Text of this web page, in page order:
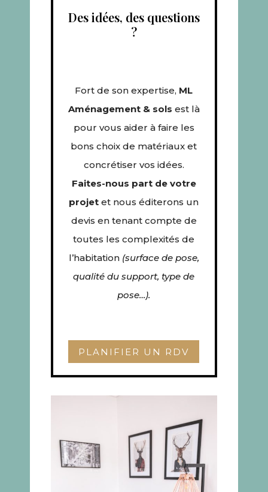
Des idées, des questions
?
Fort de son expertise, ML
Aménagement & sols est là
pour vous aider à faire les
bons choix de matériaux et
concrétiser vos idées.
Faites-nous part de votre
projet et nous éditerons un
devis en tenant compte de
toutes les complexités de
l’habitation (surface de pose,
qualité du support, type de
pose…).
PLANIFIER UN RDV